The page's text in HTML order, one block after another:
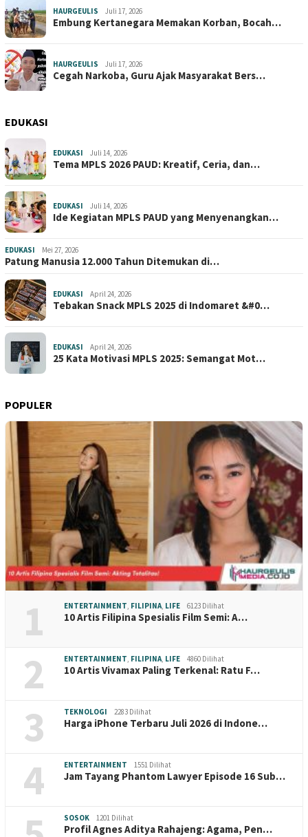
HAURGEULIS Juli 17, 2026
Embung Kertanegara Memakan Korban, Bocah…
HAURGEULIS Juli 17, 2026
Cegah Narkoba, Guru Ajak Masyarakat Bers…
EDUKASI
EDUKASI Juli 14, 2026
Tema MPLS 2026 PAUD: Kreatif, Ceria, dan…
EDUKASI Juli 14, 2026
Ide Kegiatan MPLS PAUD yang Menyenangkan…
EDUKASI Mei 27, 2026
Patung Manusia 12.000 Tahun Ditemukan di…
EDUKASI April 24, 2026
Tebakan Snack MPLS 2025 di Indomaret &#0…
EDUKASI April 24, 2026
25 Kata Motivasi MPLS 2025: Semangat Mot…
POPULER
1 ENTERTAINMENT FILIPINA LIFE 6123 Dilihat
10 Artis Filipina Spesialis Film Semi: A…
2 ENTERTAINMENT FILIPINA LIFE 4860 Dilihat
10 Artis Vivamax Paling Terkenal: Ratu F…
3 TEKNOLOGI 2283 Dilihat
Harga iPhone Terbaru Juli 2026 di Indone…
4 ENTERTAINMENT 1551 Dilihat
Jam Tayang Phantom Lawyer Episode 16 Sub…
SOSOK 1201 Dilihat
Profil Agnes Aditya Rahajeng: Agama, Pen…